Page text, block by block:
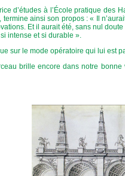
d’études à l’École pratique des
ainsi son propos : « Il
Et il aurait été, sans nul
intense et si durable ».
sur le mode opératoire qui lui est
brille encore dans notre bonne